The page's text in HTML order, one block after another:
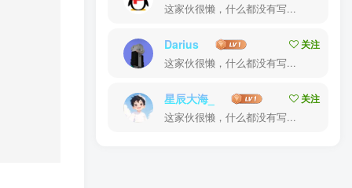
这家伙很懒，什么都没有写...
Darius
关注
这家伙很懒，什么都没有写...
星辰大海_
关注
这家伙很懒，什么都没有写...